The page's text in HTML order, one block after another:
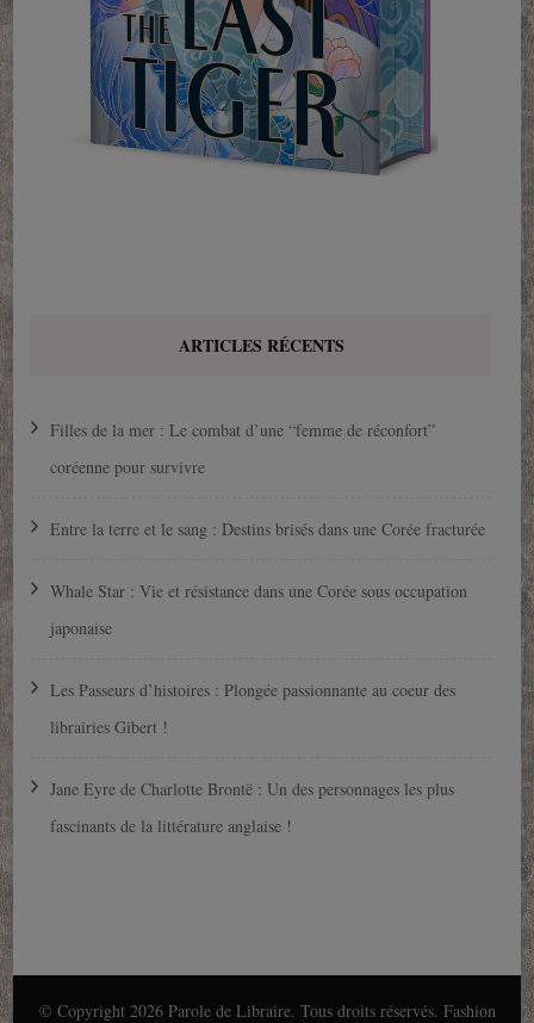
ARTICLES RÉCENTS
Filles de la mer : Le combat d’une “femme de réconfort”
coréenne pour survivre
Entre la terre et le sang : Destins brisés dans une Corée fracturée
Whale Star : Vie et résistance dans une Corée sous occupation
japonaise
Les Passeurs d’histoires : Plongée passionnante au coeur des
librairies Gibert !
Jane Eyre de Charlotte Brontë : Un des personnages les plus
fascinants de la littérature anglaise !
© Copyright 2026 Parole de Libraire. Tous droits réservés. Fashion